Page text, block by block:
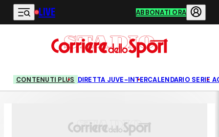
Vai al contenuto principale
LIVE ABBONATI ORA
CONTENUTI PLUS DIRETTA JUVE-INTERCALENDARIO SERIE A